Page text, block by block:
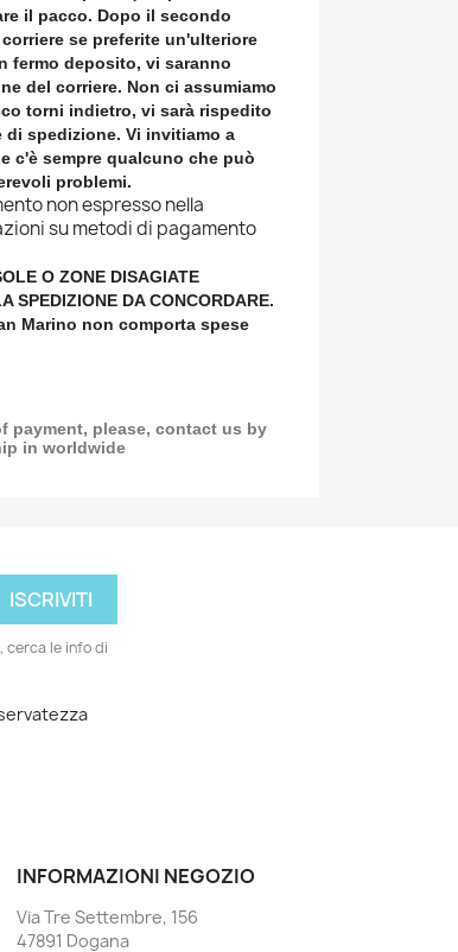
il pacco. Dopo il secondo
se preferite un'ulteriore
fermo deposito, vi saranno
del corriere. Non ci assumiamo
torni indietro, vi sarà rispedito
spedizione. Vi invitiamo a
c'è sempre qualcuno che può
problemi.
non espresso nella
su metodi di pagamento
O ZONE DISAGIATE
SPEDIZIONE DA CONCORDARE.
Marino non comporta spese
payment, please, contact us by
in worldwide
cerca le info di
INFORMAZIONI NEGOZIO
Via Tre Settembre, 156
47891 Dogana